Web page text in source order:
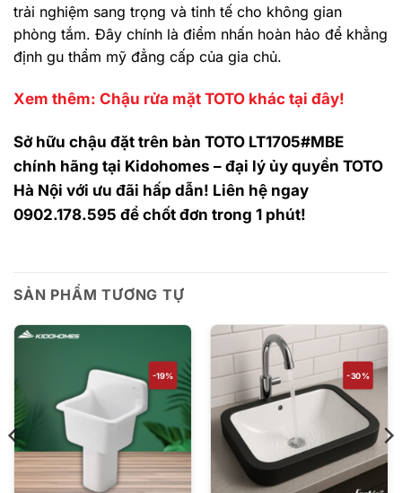
trải nghiệm sang trọng và tinh tế cho không gian
phòng tắm. Đây chính là điểm nhấn hoàn hảo để khẳng
định gu thẩm mỹ đẳng cấp của gia chủ.
Xem thêm: Chậu rửa mặt TOTO khác tại đây!
Sở hữu chậu đặt trên bàn TOTO LT1705#MBE
chính hãng tại Kidohomes – đại lý ủy quyền TOTO
Hà Nội với ưu đãi hấp dẫn! Liên hệ ngay
0902.178.595 để chốt đơn trong 1 phút!
SẢN PHẨM TƯƠNG TỰ
-19% -30%